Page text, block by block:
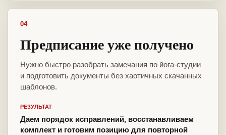
04
Предписание уже получено
Нужно быстро разобрать замечания по йога-студии
и подготовить документы без хаотичных скачанных
шаблонов.
РЕЗУЛЬТАТ
Даем порядок исправлений, восстанавливаем
комплект и готовим позицию для повторной